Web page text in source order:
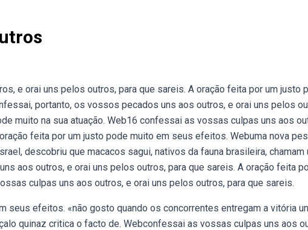
e orai uns pelos outros, para que sareis. A oração feita por um justo
portanto, os vossos pecados uns aos outros, e orai uns pelos
muito na sua atuação. Web16 confessai as vossas culpas uns aos
feita por um justo pode muito em seus efeitos. Webuma nova
descobriu que macacos sagui, nativos da fauna brasileira, chamam
aos outros, e orai uns pelos outros, para que sareis. A oração feita
culpas uns aos outros, e orai uns pelos outros, para que sareis.
seus efeitos. «não gosto quando os concorrentes entregam a vitória
quinaz critica o facto de. Webconfessai as vossas culpas uns aos